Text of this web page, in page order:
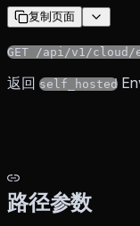
复制页面
GET /api/v1/cloud/
返回 self_hosted
路径参数